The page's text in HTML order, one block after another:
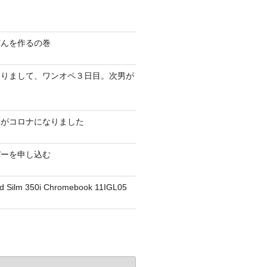
を作るの巻
まして、ワンオペ３日目。次男が
コロナになりました
を申し込む
Silm 350i Chromebook 11IGL05